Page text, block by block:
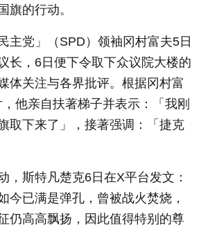
旗的行动。
主党」（SPD）领袖冈村富夫5日
长，6日便下令取下众议院大楼的
体关注与各界批评。根据冈村富
他亲自扶著梯子并表示：「我刚
取下来了」，接著强调：「捷克
，斯特凡楚克6日在X平台发文：
今已满是弹孔，曾被战火焚烧，
仍高高飘扬，因此值得特别的尊